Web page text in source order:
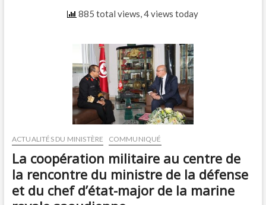
885 total views, 4 views today
ACTUALITÉS DU MINISTÈRE COMMUNIQUÉ
La coopération militaire au centre de
la rencontre du ministre de la défense
et du chef d’état-major de la marine